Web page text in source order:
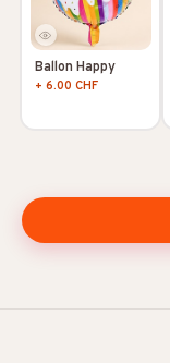
Ballon Happy
+ 6.00 CHF